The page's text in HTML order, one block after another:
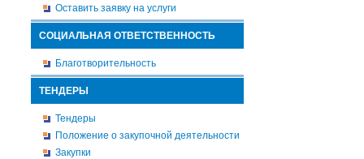
Оставить заявку на услуги
СОЦИАЛЬНАЯ ОТВЕТСТВЕННОСТЬ
Благотворительность
ТЕНДЕРЫ
Тендеры
Положение о закупочной деятельности
Закупки